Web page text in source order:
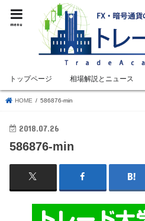
menu
トップページ 相場解説とニュース
HOME 586876-min
2018.07.26
586876-min